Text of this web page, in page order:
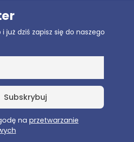
już dziś zapisz się do naszego
na przetwarzanie